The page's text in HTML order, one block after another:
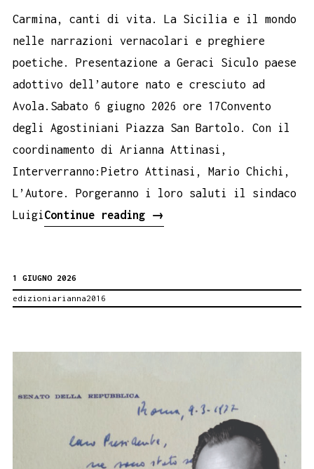
Carmina, canti di vita. La Sicilia e il mondo
nelle narrazioni vernacolari e preghiere
poetiche. Presentazione a Geraci Siculo paese
adottivo dell’autore nato e cresciuto ad
Avola.Sabato 6 giugno 2026 ore 17Convento
degli Agostiniani Piazza San Bartolo. Con il
coordinamento di Arianna Attinasi,
Interverranno:Pietro Attinasi, Mario Chichi,
L’Autore. Porgeranno i loro saluti il sindaco
LuigiContinue reading
Le
→
1 GIUGNO 2026
edizioniarianna2016